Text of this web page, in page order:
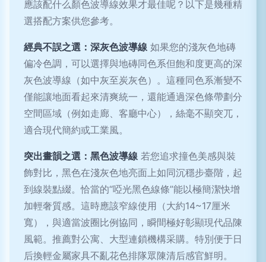
應該配什么顏色波導線效果才最佳呢？以下是幾種精
選搭配方案供您參考。
經典不誤之選：深灰色波導線 如果您的淺灰色地磚
偏冷色調，可以選擇與地磚同色系但飽和度更高的深
灰色波導線（如中灰至炭灰色）。這種同色系漸變不
僅能讓地面看起來清爽統一，還能通過深色條帶劃分
空間區域（例如走廊、客廳中心），絲毫不顯突兀，
適合現代簡約或工業風。
突出畫韻之選：黑色波導線 若您追求撞色美感與裝
飾對比，黑色在淺灰色地亮面上如同沉穩步臺階，起
到線裝點綴。恰當的“啞光黑色線條”能以極簡潔快增
加輕奢質感。這時應該窄線使用（大約14~17厘米
寬），與適當波圈比例協同，瞬間極好彰顯現代品陳
風範。推薦對公寓、大型連鎖機構采購。特別便于日
后換輕金屬家具不亂花色排隊眾陳清后感官鮮明。